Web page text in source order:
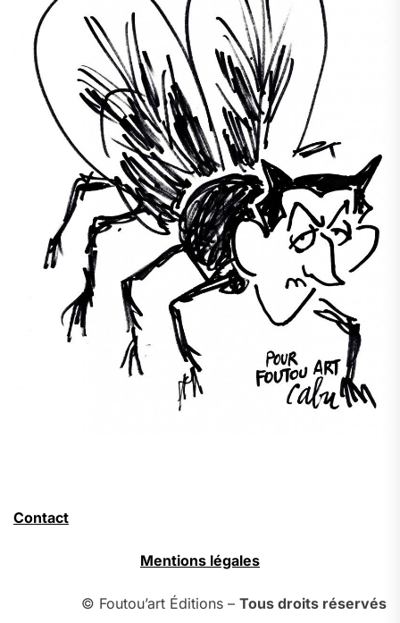
Contact
Mentions légales
© Foutou’art Éditions – Tous droits réservés